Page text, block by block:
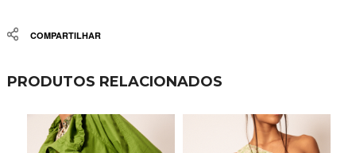
Share
PRODUTOS RELACIONADOS